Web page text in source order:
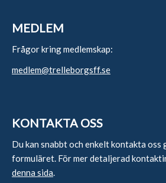
MEDLEM
Frågor kring medlemskap:
medlem@trelleborgsff.se
KONTAKTA OSS
Du kan snabbt och enkelt kontakta oss
formuläret. För mer detaljerad
denna sida.